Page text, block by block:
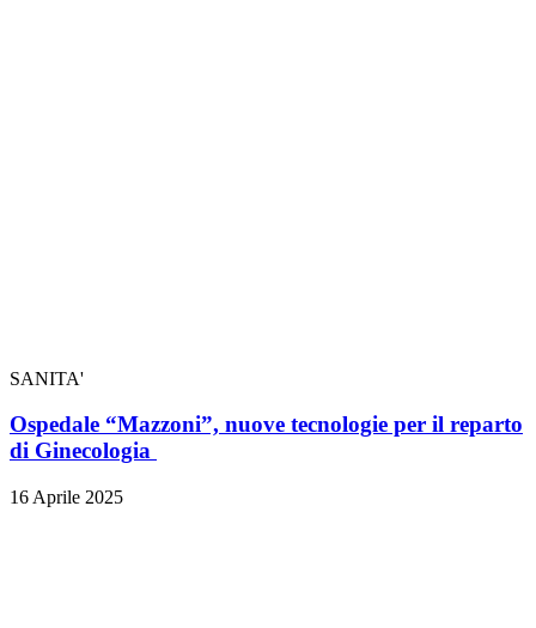
SANITA'
Ospedale “Mazzoni”, nuove tecnologie per il reparto
di Ginecologia
16 Aprile 2025